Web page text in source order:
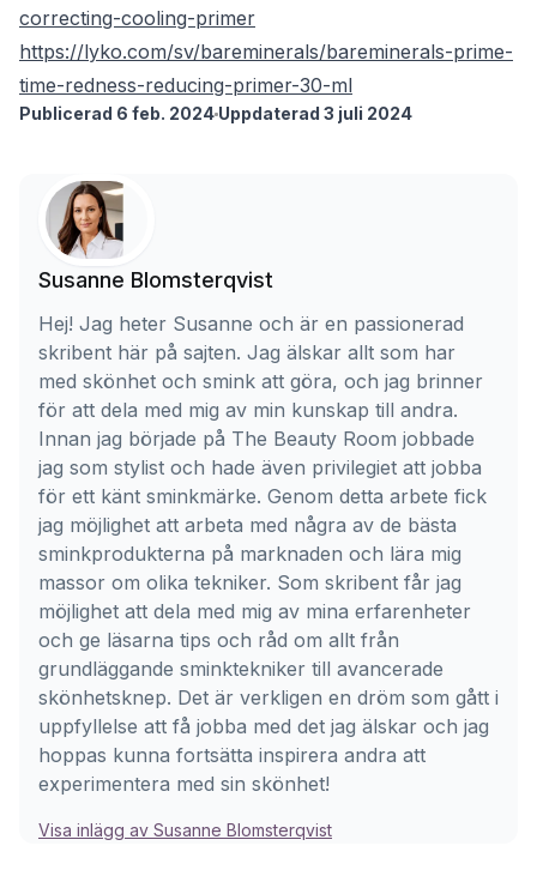
correcting-cooling-primer
https://lyko.com/sv/bareminerals/bareminerals-prime-
time-redness-reducing-primer-30-ml
Publicerad 6 feb. 2024 Uppdaterad 3 juli 2024
Susanne Blomsterqvist
Hej! Jag heter Susanne och är en passionerad
skribent här på sajten. Jag älskar allt som har
med skönhet och smink att göra, och jag brinner
för att dela med mig av min kunskap till andra.
Innan jag började på The Beauty Room jobbade
jag som stylist och hade även privilegiet att jobba
för ett känt sminkmärke. Genom detta arbete fick
jag möjlighet att arbeta med några av de bästa
sminkprodukterna på marknaden och lära mig
massor om olika tekniker. Som skribent får jag
möjlighet att dela med mig av mina erfarenheter
och ge läsarna tips och råd om allt från
grundläggande sminktekniker till avancerade
skönhetsknep. Det är verkligen en dröm som gått i
uppfyllelse att få jobba med det jag älskar och jag
hoppas kunna fortsätta inspirera andra att
experimentera med sin skönhet!
Visa inlägg av Susanne Blomsterqvist